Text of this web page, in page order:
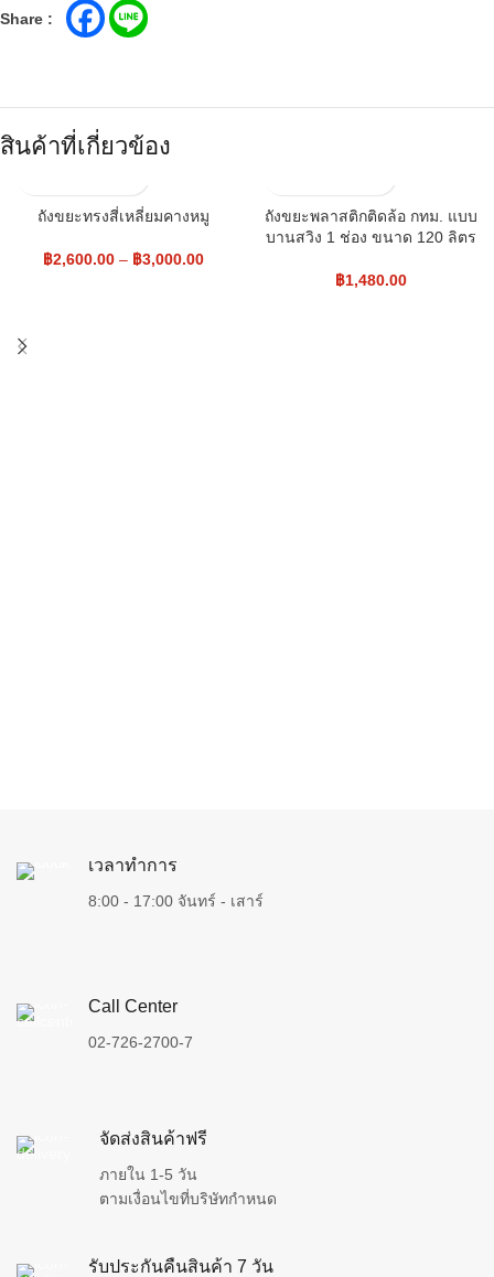
Share :
สินค้าที่เกี่ยวข้อง
ถังขยะทรงสี่เหลี่ยมคางหมู
฿2,600.00 – ฿3,000.00
ถังขยะพลาสติกติดล้อ กทม. แบบ
บานสวิง 1 ช่อง ขนาด 120 ลิตร
฿1,480.00
เวลาทำการ
8:00 - 17:00 จันทร์ - เสาร์
Call Center
02-726-2700-7
จัดส่งสินค้าฟรี
ภายใน 1-5 วัน
ตามเงื่อนไขที่บริษัทกำหนด
รับประกันคืนสินค้า 7 วัน